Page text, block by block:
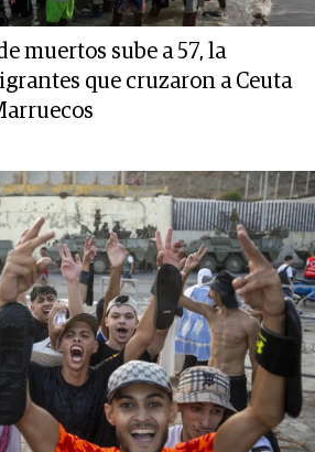
muertos sube a 57, la
que cruzaron a Ceuta